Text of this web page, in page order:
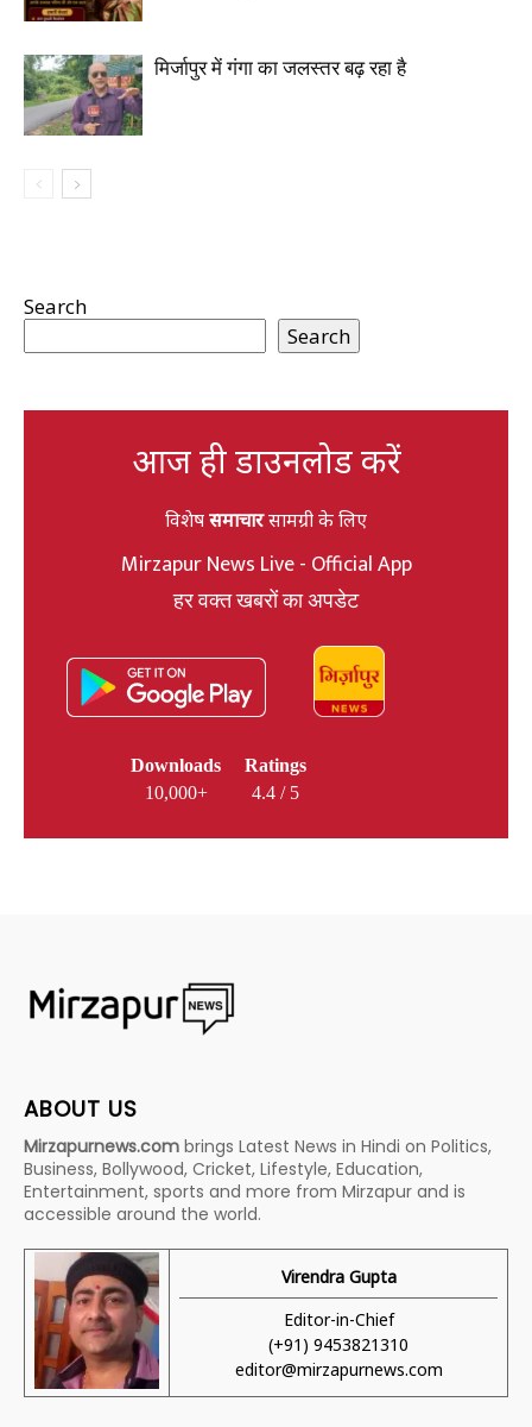
मिर्जापुर में गंगा का जलस्तर बढ़ रहा है
Search
Search
आज ही डाउनलोड करें
विशेषसमाचारसामग्री के लिए
Mirzapur News Live - Official App
हर वक्त खबरों का अपडेट
Downloads
10,000+
Ratings
4.4 / 5
ABOUT US
Mirzapurnews.com brings Latest News in Hindi on Politics,
Business, Bollywood, Cricket, Lifestyle, Education,
Entertainment, sports and more from Mirzapur and is
accessible around the world.
Virendra Gupta
Editor-in-Chief
(+91) 9453821310
editor@mirzapurnews.com